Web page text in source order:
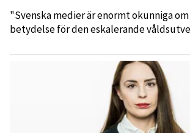
"Svenska medier är enormt okunniga
betydelse för den eskalerande